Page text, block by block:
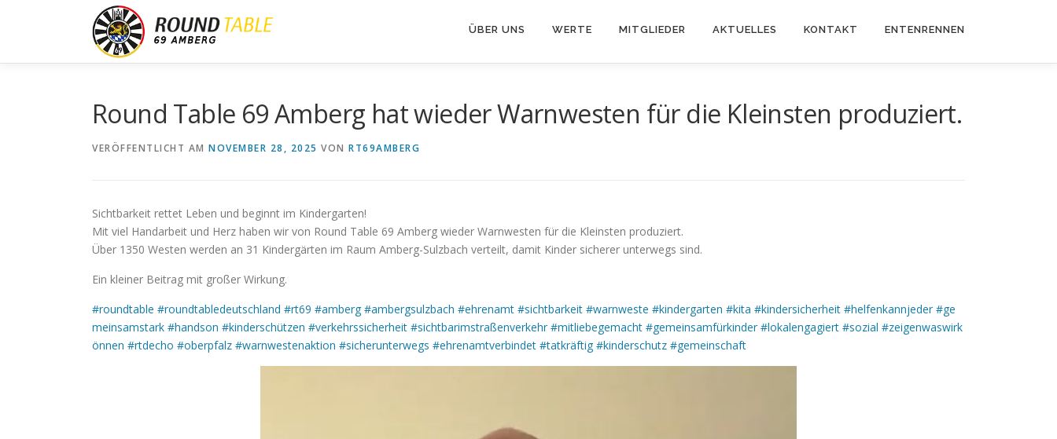
ÜBER UNS WERTE MITGLIEDER AKTUELLES KONTAKT ENTENRENNEN
Round Table 69 Amberg hat wieder Warnwesten für die Kleinsten produziert.
VERÖFFENTLICHT AM NOVEMBER 28, 2025 VON RT69AMBERG
Sichtbarkeit rettet Leben und beginnt im Kindergarten!
Mit viel Handarbeit und Herz haben wir von Round Table 69 Amberg wieder Warnwesten für die Kleinsten produziert.
Über 1350 Westen werden an 31 Kindergärten im Raum Amberg-Sulzbach verteilt, damit Kinder sicherer unterwegs sind.
Ein kleiner Beitrag mit großer Wirkung.
#roundtable #roundtabledeutschland #rt69 #amberg #ambergsulzbach #ehrenamt #sichtbarkeit #warnweste #kindergarten #kita #kindersicherheit #helfenkannjeder #ge
meinsamstark #handson #kinderschützen #verkehrssicherheit #sichtbarimstraßenverkehr #mitliebegemacht #gemeinsamfürkinder #lokalengagiert #sozial #zeigenwaswirk
önnen #rtdecho #oberpfalz #warnwestenaktion #sicherunterwegs #ehrenamtverbindet #tatkräftig #kinderschutz #gemeinschaft